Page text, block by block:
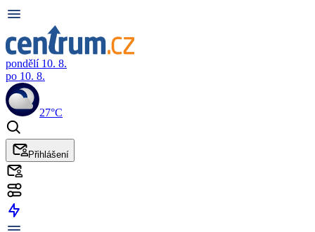
pondělí 10. 8.
po 10. 8.
27°C
Přihlášení